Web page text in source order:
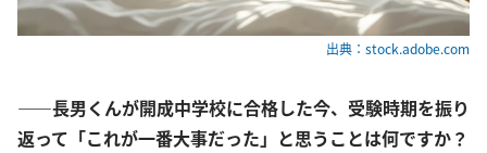
出典：stock.adobe.com
――長男くんが開成中学校に合格した今、受験時期を振り
返って「これが一番大事だった」と思うことは何ですか？